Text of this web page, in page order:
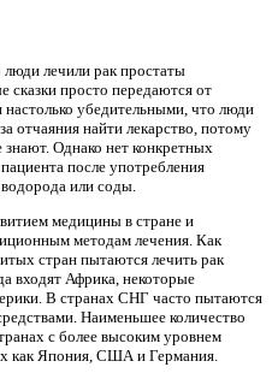
люди лечили рак простаты
просто передаются от
настолько убедительными, что люди
отчаяния найти лекарство, потому
Однако нет конкретных
после употребления
или соды.
медицины в стране и
методам лечения. Как
стран пытаются лечить рак
входят Африка, некоторые
В странах СНГ часто пытаются
Наименьшее количество
с более высоким уровнем
как Япония, США и Германия.